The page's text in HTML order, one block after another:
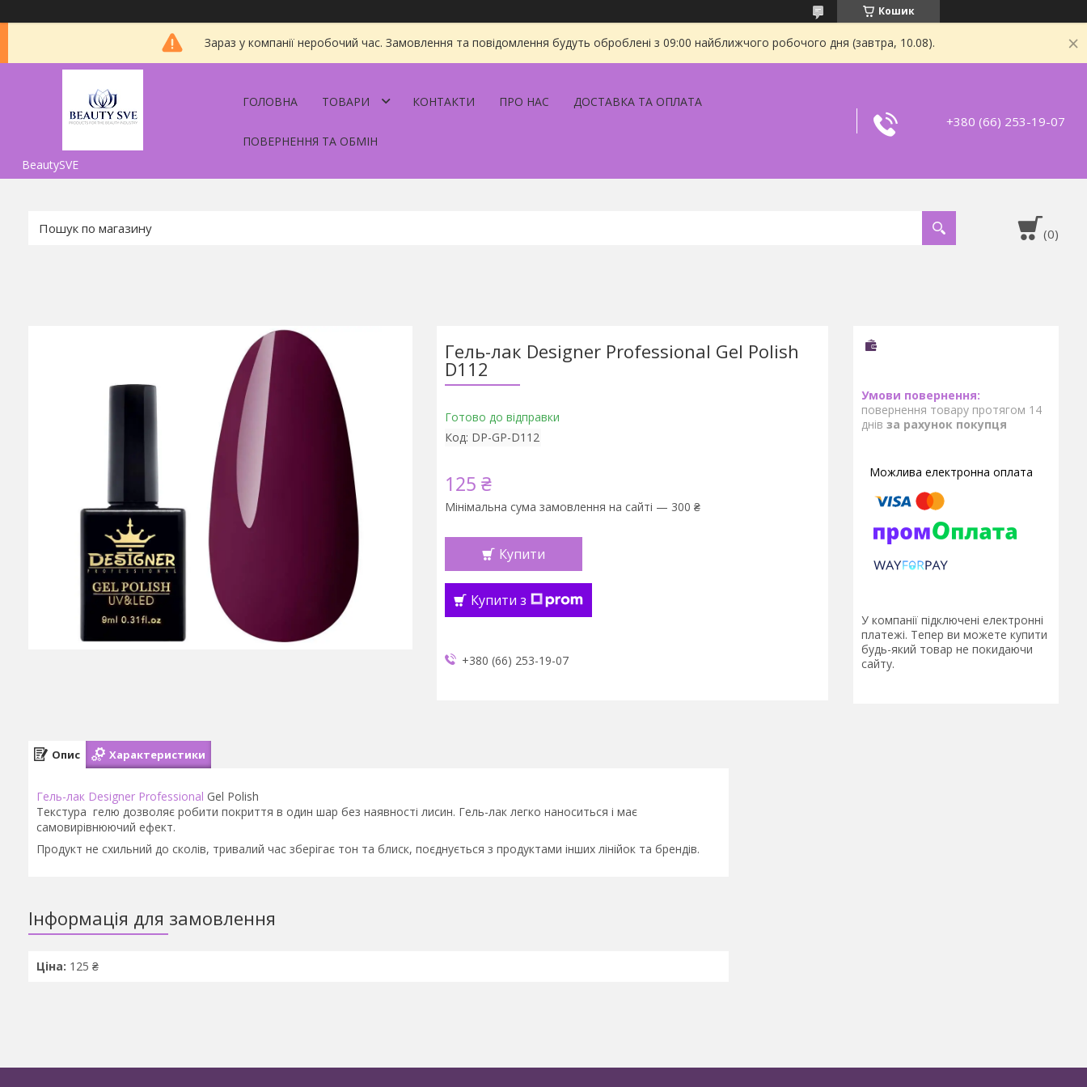
Кошик
Зараз у компанії неробочий час. Замовлення та повідомлення будуть оброблені з 09:00 найближчого робочого дня (завтра, 10.08).
BeautySVE
ГОЛОВНА ТОВАРИ КОНТАКТИ ПРО НАС ДОСТАВКА ТА ОПЛАТА
ПОВЕРНЕННЯ ТА ОБМІН
+380 (66) 253-19-07
Гель-лак Designer Professional Gel Polish
D112
Готово до відправки
Код: DP-GP-D112
125 ₴
Мінімальна сума замовлення на сайті — 300 ₴
Купити
Купити з
+380 (66) 253-19-07
повернення товару протягом 14
днів за рахунок покупця
У компанії підключені електронні
платежі. Тепер ви можете купити
будь-який товар не покидаючи
сайту.
Опис Характеристики
Гель-лак Designer Professional Gel Polish
Текстура гелю дозволяє робити покриття в один шар без наявності лисин. Гель-лак легко наноситься і має
самовирівнюючий ефект.
Продукт не схильний до сколів, тривалий час зберігає тон та блиск, поєднується з продуктами інших лінійок та брендів.
Інформація для замовлення
Ціна: 125 ₴